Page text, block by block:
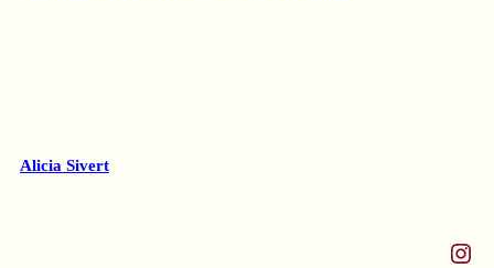
Alicia Sivert
Instagram